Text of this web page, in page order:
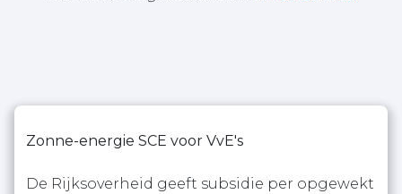
Zonne-energie SCE voor VvE's
De Rijksoverheid geeft subsidie per opgewekt